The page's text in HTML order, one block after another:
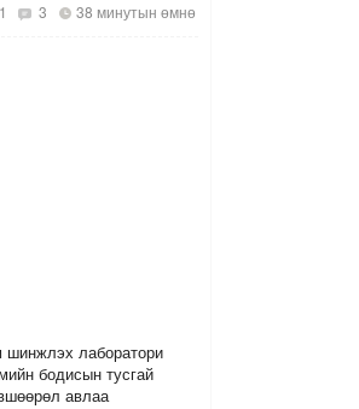
3 38 минутын өмнө
шинжлэх лаборатори
бодисын тусгай
авлаа